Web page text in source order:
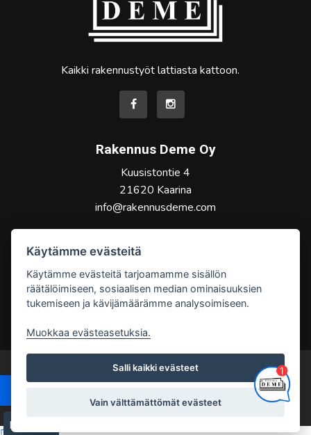
Kaikki rakennustyöt lattiasta kattoon.
Rakennus Deme Oy
Kuusistontie 4
21620 Kaarina
info@rakennusdeme.com
Peter Vikman
050 431 0787
peter.vikman@rakennusdeme.com
Copyright © Rakennus Deme Oy
Tietosuojaseloste Palvelun toteutus: JPmedia
Evästeet
Käytämme evästeitä
Käytämme evästeitä tarjoamamme sisällön
räätälöimiseen, sosiaalisen median ominaisuuksien
tukemiseen ja kävijämäärämme analysoimiseen.
Muokkaa evästeasetuksia.
Salli kaikki evästeet
Vain välttämättömät evästeet